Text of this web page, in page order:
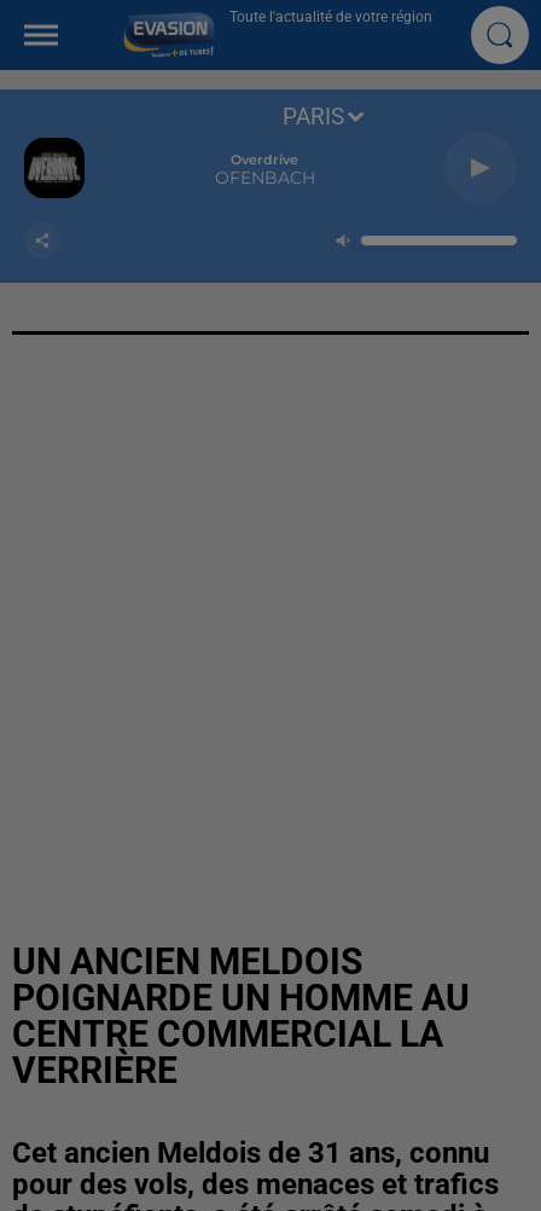
Toute l'actualité de votre région
Overdrive
OFENBACH
PARIS
UN ANCIEN MELDOIS
POIGNARDE UN HOMME AU
CENTRE COMMERCIAL LA
VERRIÈRE
Cet ancien Meldois de 31 ans, connu
pour des vols, des menaces et trafics